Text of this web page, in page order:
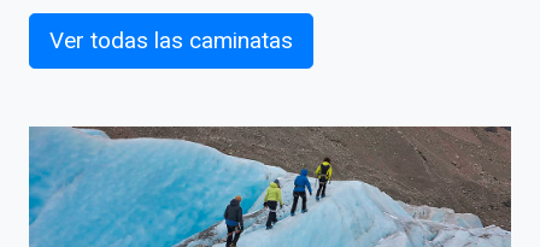
Ver todas las caminatas